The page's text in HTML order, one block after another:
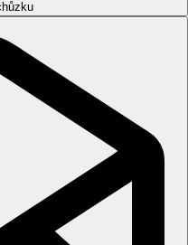
programy.
postýlka na vyžádání zdarma.
provozu mimo hlavní sezónu),
množství zkrášlujících